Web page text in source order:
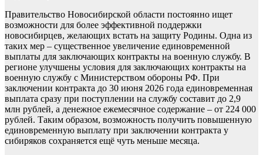
Правительство Новосибирской области постоянно ищет
возможности для более эффективной поддержки
новосибирцев, желающих встать на защиту Родины. Одна из
таких мер – существенное увеличение единовременной
выплаты для заключающих контракты на военную службу. В
регионе улучшены условия для заключающих контракты на
военную службу с Министерством обороны РФ. При
заключении контракта до 30 июня 2026 года единовременная
выплата сразу при поступлении на службу составит до 2,9
млн рублей, а денежное ежемесячное содержание – от 224 000
рублей. Таким образом, возможность получить повышенную
единовременную выплату при заключении контракта у
сибиряков сохраняется ещё чуть меньше месяца.